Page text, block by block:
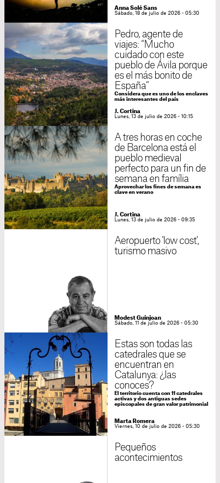
Anna Solé Sans
Sábado, 18 de julio de 2026 - 05:30
Pedro, agente de
viajes: “Mucho
cuidado con este
pueblo de Ávila porque
es el más bonito de
España”
Considera que es uno de los enclaves
más interesantes del país
J. Cortina
Lunes, 13 de julio de 2026 - 10:15
A tres horas en coche
de Barcelona está el
pueblo medieval
perfecto para un fin de
semana en família
Aprovechar los fines de semana es
clave en verano
J. Cortina
Lunes, 13 de julio de 2026 - 09:35
Aeropuerto 'low cost',
turismo masivo
Modest Guinjoan
Sábado, 11 de julio de 2026 - 05:30
Estas son todas las
catedrales que se
encuentran en
Catalunya: ¿las
conoces?
El territorio cuenta con 11 catedrales
activas y dos antiguas sedes
episcopales de gran valor patrimonial
Marta Romera
Viernes, 10 de julio de 2026 - 05:30
Pequeños
acontecimientos